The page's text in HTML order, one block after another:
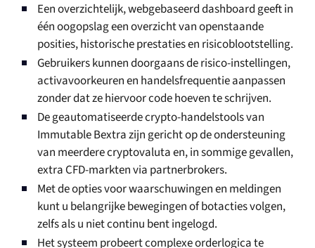
Een overzichtelijk, webgebaseerd dashboard geeft in
één oogopslag een overzicht van openstaande
posities, historische prestaties en risicoblootstelling.
Gebruikers kunnen doorgaans de risico-instellingen,
activavoorkeuren en handelsfrequentie aanpassen
zonder dat ze hiervoor code hoeven te schrijven.
De geautomatiseerde crypto-handelstools van
Immutable Bextra zijn gericht op de ondersteuning
van meerdere cryptovaluta en, in sommige gevallen,
extra CFD-markten via partnerbrokers.
Met de opties voor waarschuwingen en meldingen
kunt u belangrijke bewegingen of botacties volgen,
zelfs als u niet continu bent ingelogd.
Het systeem probeert complexe orderlogica te